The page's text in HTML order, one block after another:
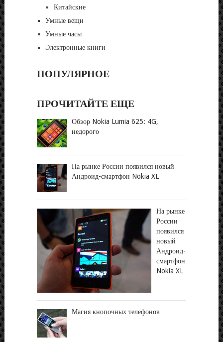
Китайские
Умные вещи
Умные часы
Электронные книги
ПОПУЛЯРНОЕ
ПРОЧИТАЙТЕ ЕЩЕ
Обзор Nokia Lumia 625: 4G,
недорого
На рынке России появился новый
Андроид-смартфон Nokia XL
На рынке
России
появился
новый
Андроид-
смартфон
Nokia XL
Магия кнопочных телефонов